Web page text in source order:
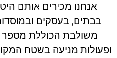
אנחנו מכירים אותם
בבתים, בעסקים ובמוסדות
משולבת הכוללת מספר
מניעה בשטח המקום.